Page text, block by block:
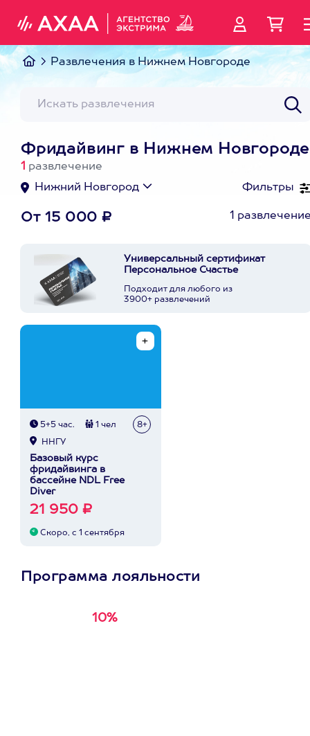
Развлечения в Нижнем Новгороде
Фридайвинг в Нижнем Новгороде
1 развлечение
Фильтры
Нижний Новгород
От 15 000 ₽ 1
Универсальный сертификат
Персональное Счастье
Подходит для любого из
3900+ развлечений
5+5 час. 1 чел 8+
ННГУ
Базовый курс
фридайвинга в
бассейне NDL Free
Diver
21 950 ₽
Скоро, с 1 сентября
Программа лояльности
10%